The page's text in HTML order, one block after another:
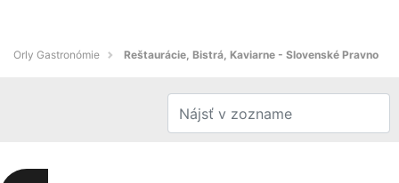
Orly Gastronómie Reštaurácie, Bistrá, Kaviarne - Slovenské Pravno